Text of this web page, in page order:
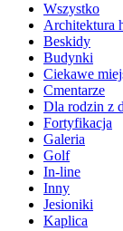
Wszystko
Architektura
Beskidy
Budynki
Ciekawe
Cmentarze
Dla rodzin z
Fortyfikacja
Galeria
Golf
In-line
Inny
Jesioniki
Kaplica